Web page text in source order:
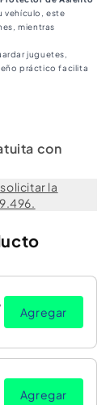
vehículo, este
mientras
juguetes,
práctico facilita
con
la
Agregar
Agregar